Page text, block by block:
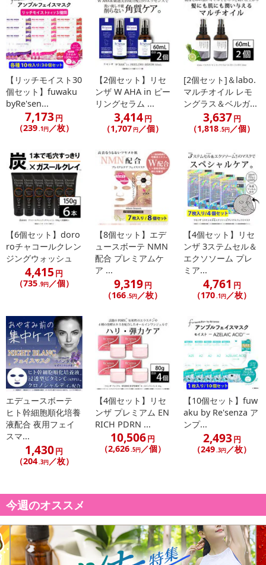
【リッチモイスト30
個セット】fuwaku
byRe'sen...
7,173円
（239.1円／枚）
【2個セット】リセ
ンザ W AHA in ピー
リングセラム ...
3,414円
（1,707 円／個）
[2個セット]＆labo.
マルチオイル レモ
ングラス＆ベルガ...
3,637円
（1,818.5円／個）
【6個セット】doro
roチャコールクレン
ジングウォッシュ
4,415 円
（735 .9円／個）
【8個セット】エデ
ュースボーテ NMN
配合 プレミアムケ
ア ...
9,319円
（166 .5円 ／枚）
【4個セット】リセ
ンザ 3ステムセル＆
エクソソーム プレ
ミア...
4,761 円
（170 .1円 ／枚）
エデュースボーテ
ヒト幹細胞順化培養
液配合 夜用フェイ
スマ...
1,430円
（204.3円／枚）
【4個セット】リセ
ンザ プレミアム EN
RICH PDRN ...
10,506円
（2,626.5円／個）
【10個セット】fuw
aku by Re'senza ア
ンプ...
2,493円
（249.3円／枚）
今週のオススメ